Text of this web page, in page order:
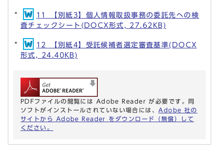
11_【別紙3】個人情報取扱事務の委託先への検
査チェックシート(DOCX形式, 27.62KB)
12_【別紙4】受託候補者選定審査基準(DOCX
形式, 24.40KB)
PDFファイルの閲覧には Adobe Reader が必要です。同
ソフトがインストールされていない場合には、 Adobe 社の
サイトから Adobe Reader をダウンロード（無償）して
ください。